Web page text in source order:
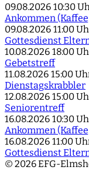
09.08.2026 10:30
Ankommen (Kaffee,
09.08.2026 11:00
Gottesdienst
10.08.2026 18:00
Gebetstreff
11.08.2026 15:00
Dienstagskrabbler
12.08.2026 15:00
Seniorentreff
16.08.2026 10:30
Ankommen (Kaffee,
16.08.2026 11:00
Gottesdienst
© 2026 EFG-